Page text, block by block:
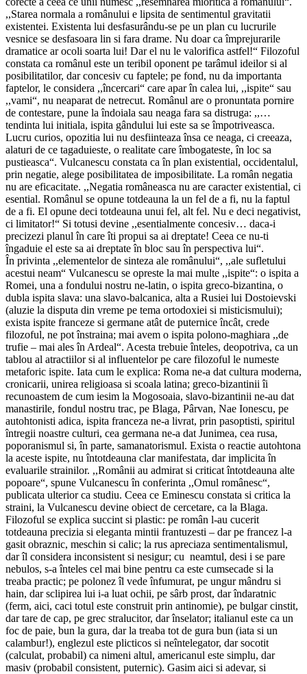
,,Starea normala a românului e lipsita de sentimentul gravitatii
existentei. Existenta lui desfasurându-se pe un plan cu lucrurile
vesnice se desfasoara lin si fara drame. Nu doar ca împrejurarile
dramatice ar ocoli soarta lui! Dar el nu le valorifica astfel!“ Filozoful
constata ca românul este un teribil oponent pe tarâmul ideilor si al
posibilitatilor, dar concesiv cu faptele; pe fond, nu da importanta
faptelor, le considera ,,încercari“ care apar în calea lui, ,,ispite“ sau
,,vami“, nu neaparat de netrecut. Românul are o pronuntata pornire
de contestare, pune la îndoiala sau neaga fara sa distruga: ,,…
tendinta lui initiala, ispita gândului lui este sa se împotriveasca.
Lucru curios, opozitia lui nu desfiinteaza însa ce neaga, ci creeaza,
alaturi de ce tagaduieste, o realitate care îmbogateste, în loc sa
pustieasca“. Vulcanescu constata ca în plan existential, occidentalul,
prin negatie, alege posibilitatea de imposibilitate. La român negatia
nu are eficacitate. ,,Negatia româneasca nu are caracter existential, ci
esential. Românul se opune totdeauna la un fel de a fi, nu la faptul
de a fi. El opune deci totdeauna unui fel, alt fel. Nu e deci negativist,
ci limitator!“ Si totusi devine ,,esentialmente concesiv… daca-i
precizezi planul în care îti propui sa ai dreptate! Ceea ce nu-ti
îngaduie el este sa ai dreptate în bloc sau în perspectiva lui“.
În privinta ,,elementelor de sinteza ale românului“, ,,ale sufletului
acestui neam“ Vulcanescu se opreste la mai multe ,,ispite“: o ispita a
Romei, una a fondului nostru ne-latin, o ispita greco-bizantina, o
dubla ispita slava: una slavo-balcanica, alta a Rusiei lui Dostoievski
(aluzie la disputa din vreme pe tema ortodoxiei si misticismului);
exista ispite franceze si germane atât de puternice încât, crede
filozoful, ne pot înstraina; mai avem o ispita polono-maghiara ,,de
trufie – mai ales în Ardeal“. Acesta trebuie înteles, deopotriva, ca un
tablou al atractiilor si al influentelor pe care filozoful le numeste
metaforic ispite. Iata cum le explica: Roma ne-a dat cultura moderna,
cronicarii, unirea religioasa si scoala latina; greco-bizantinii îi
recunoastem de cum iesim la Mogosoaia, slavo-bizantinii ne-au dat
manastirile, fondul nostru trac, pe Blaga, Pârvan, Nae Ionescu, pe
autohtonisti adica, ispita franceza ne-a livrat, prin pasoptisti, spiritul
întregii noastre culturi, cea germana ne-a dat Junimea, cea rusa,
poporanismul si, în parte, samanatorismul. Exista o reactie autohtona
la aceste ispite, nu întotdeauna clar manifestata, dar implicita în
evaluarile strainilor. ,,Românii au admirat si criticat întotdeauna alte
popoare“, spune Vulcanescu în conferinta ,,Omul românesc“,
publicata ulterior ca studiu. Ceea ce Eminescu constata si critica la
straini, la Vulcanescu devine obiect de cercetare, ca la Blaga.
Filozoful se explica succint si plastic: pe român l-au cucerit
totdeauna precizia si eleganta mintii frantuzesti – dar pe francez l-a
gasit obraznic, meschin si calic; la rus apreciaza sentimentalismul,
dar îl considera inconsistent si nesigur; cu neamtul, desi i se pare
nebulos, s-a înteles cel mai bine pentru ca este cumsecade si la
treaba practic; pe polonez îl vede înfumurat, pe ungur mândru si
hain, dar sclipirea lui i-a luat ochii, pe sârb prost, dar îndaratnic
(ferm, aici, caci totul este construit prin antinomie), pe bulgar cinstit,
dar tare de cap, pe grec stralucitor, dar înselator; italianul este ca un
foc de paie, bun la gura, dar la treaba tot de gura bun (iata si un
calambur!), englezul este plicticos si neîntelegator, dar socotit
(calculat, probabil) ca nimeni altul, americanul este simplu, dar
masiv (probabil consistent, puternic). Gasim aici si adevar, si